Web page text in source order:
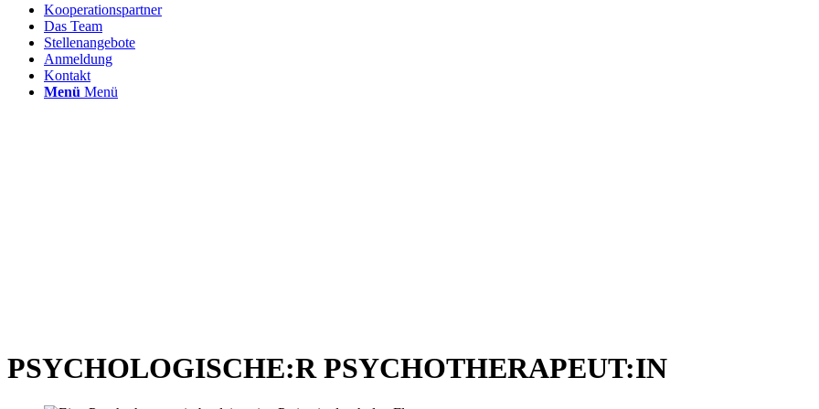
Kooperationspartner
Das Team
Stellenangebote
Anmeldung
Kontakt
Menü Menü
PSYCHOLOGISCHE:R PSYCHOTHERAPEUT:IN